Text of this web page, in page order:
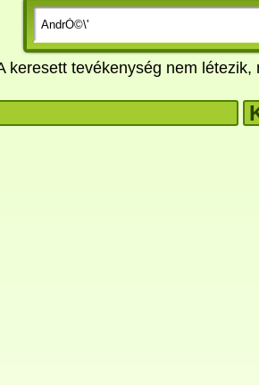
keresett tevékenység nem